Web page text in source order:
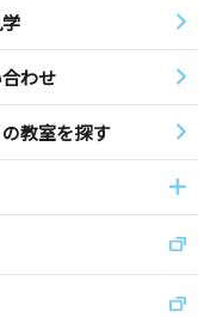
わせ
教室を探す